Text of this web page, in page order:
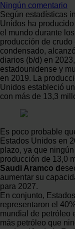
Ningún comentario
Según estadísticas
Unidos ha
el mundo durante
producción de
condensado,
diarios (b/d) en
estadounidense y
en 2019. La
Unidos estableció
con más de 13,3
Es poco probable
Estados Unidos en
plazo, ya que
producción de 13,0
Saudi Aramco d
aumentar su
para 2027.
En conjunto,
representaron el
mundial de petróleo
más petróleo que